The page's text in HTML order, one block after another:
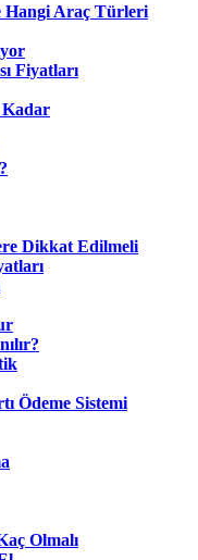
Hangi Araç Türleri
Fiyatları
Kadar
Dikkat Edilmeli
Ödeme Sistemi
Olmalı